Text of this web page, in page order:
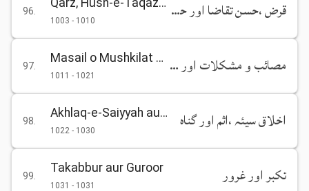
96
1003 - 1010 قرض ،حسن تقاضا اور حسن ادا
97
Masail o Mushkilat aur Sabr o Sabat
1011 - 1021 مصائب و مشکلات اور صبر وثبات
98
Akhlaq-e-Saiyyah aur Gunah
1022 - 1030 اخلاق سیئہ ،اثم اور گناہ
99
Takabbur aur Guroor
1031 - 1031 تکبر اور غرور